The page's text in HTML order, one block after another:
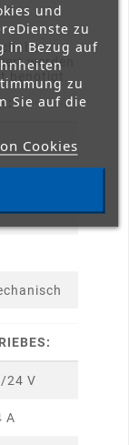
werden
benötigt.
24 V
A
und
zu
in Bezug auf
zu
Sie auf die
Cookies